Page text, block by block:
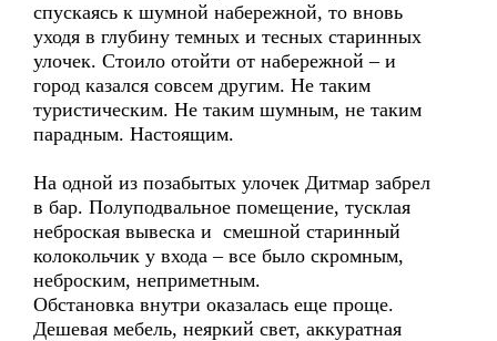
спускаясь к шумной набережной, то вновь
уходя в глубину темных и тесных старинных
улочек. Стоило отойти от набережной – и
город казался совсем другим. Не таким
туристическим. Не таким шумным, не таким
парадным. Настоящим.
На одной из позабытых улочек Дитмар забрел
в бар. Полуподвальное помещение, тусклая
неброская вывеска и смешной старинный
колокольчик у входа – все было скромным,
неброским, неприметным.
Обстановка внутри оказалась еще проще.
Дешевая мебель, неяркий свет, аккуратная